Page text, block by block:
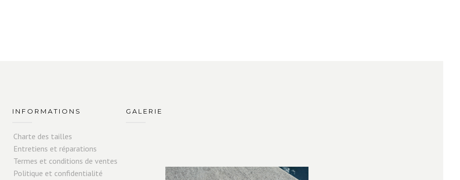
INFORMATIONS
Charte des tailles
Entretiens et réparations
Termes et conditions de ventes
Politique et confidentialité
GALERIE